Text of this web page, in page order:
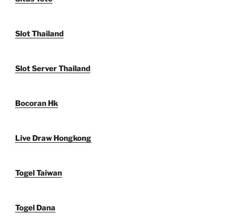
Slot Thailand
Slot Server Thailand
Bocoran Hk
Live Draw Hongkong
Togel Taiwan
Togel Dana